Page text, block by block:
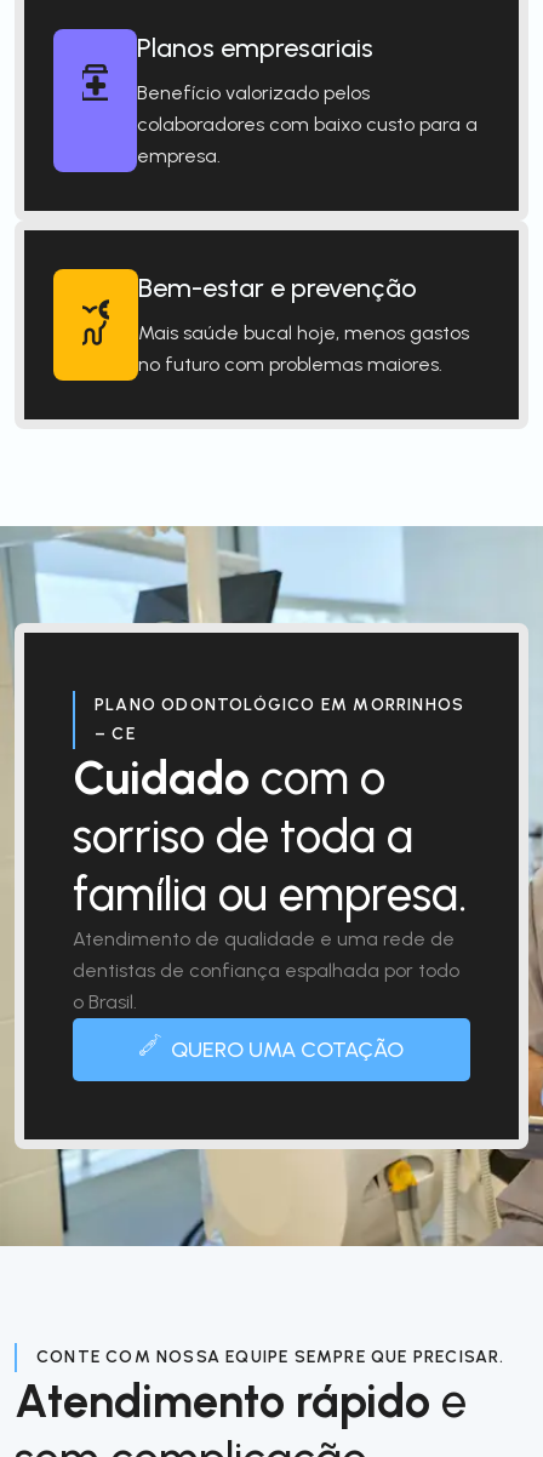
Planos empresariais
Benefício valorizado pelos
colaboradores com baixo custo para a
empresa.
Bem-estar e prevenção
Mais saúde bucal hoje, menos gastos
no futuro com problemas maiores.
PLANO ODONTOLÓGICO EM MORRINHOS
– CE
Cuidado com o
sorriso de toda a
família ou empresa.
Atendimento de qualidade e uma rede de
dentistas de confiança espalhada por todo
o Brasil.
QUERO UMA COTAÇÃO
CONTE COM NOSSA EQUIPE SEMPRE QUE PRECISAR.
Atendimento rápido e